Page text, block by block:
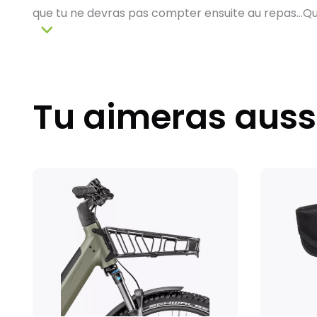
que tu ne devras pas compter ensuite au
Tu aimeras